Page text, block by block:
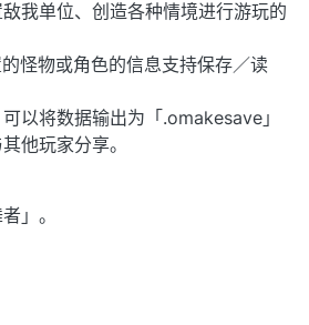
我单位、创造各种情境进行游玩的
怪物或角色的信息支持保存／读
以将数据输出为「.omakesave」
他玩家分享。
」。